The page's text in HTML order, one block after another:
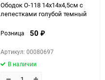
Ободок О-118 14х14х4,5см с
лепестками голубой темный
Розница 50 ₽
Артикул: 00080697
В наличии